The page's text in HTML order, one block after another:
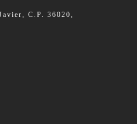
C.P. 36020,